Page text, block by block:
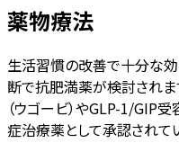
薬物療法
生活習慣の改善で十分な
断で抗肥満薬が検討され
（ウゴービ）やGLP-1/GIP
症治療薬として承認されて